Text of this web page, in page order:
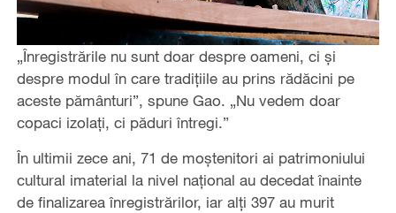
„Înregistrările nu sunt doar despre oameni, ci și
despre modul în care tradițiile au prins rădăcini pe
aceste pământuri”, spune Gao. „Nu vedem doar
copaci izolați, ci păduri întregi.”
În ultimii zece ani, 71 de moștenitori ai patrimoniului
cultural imaterial la nivel național au decedat înainte
de finalizarea înregistrărilor, iar alți 397 au murit